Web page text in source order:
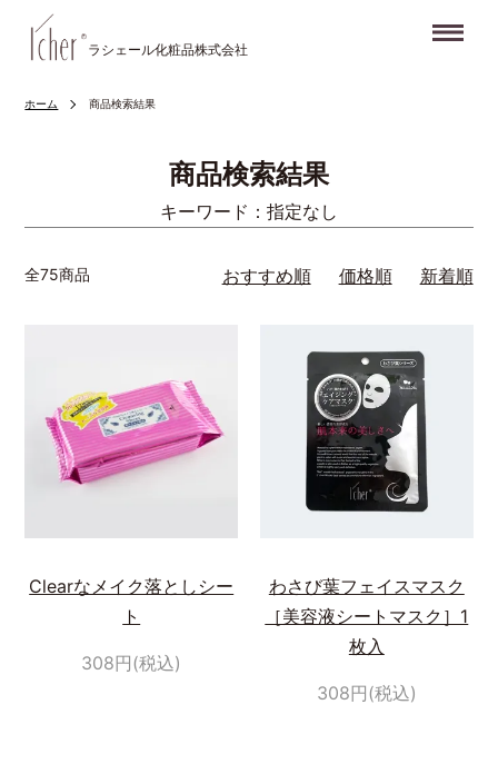
ラシェール化粧品株式会社
ホーム 商品検索結果
商品検索結果
キーワード：指定なし
全75商品 おすすめ順 価格順 新着順
Clearなメイク落としシー
ト
308円(税込)
わさび葉フェイスマスク
［美容液シートマスク］1
枚入
308円(税込)